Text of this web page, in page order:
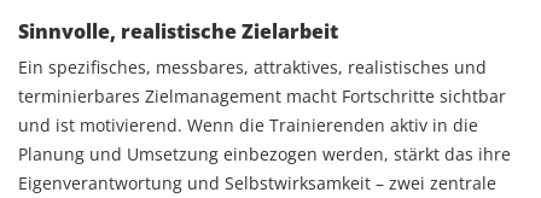
Sinnvolle, realistische Zielarbeit
Ein spezifisches, messbares, attraktives, realistisches und
terminierbares Zielmanagement macht Fortschritte sichtbar
und ist motivierend. Wenn die Trainierenden aktiv in die
Planung und Umsetzung einbezogen werden, stärkt das ihre
Eigenverantwortung und Selbstwirksamkeit – zwei zentrale